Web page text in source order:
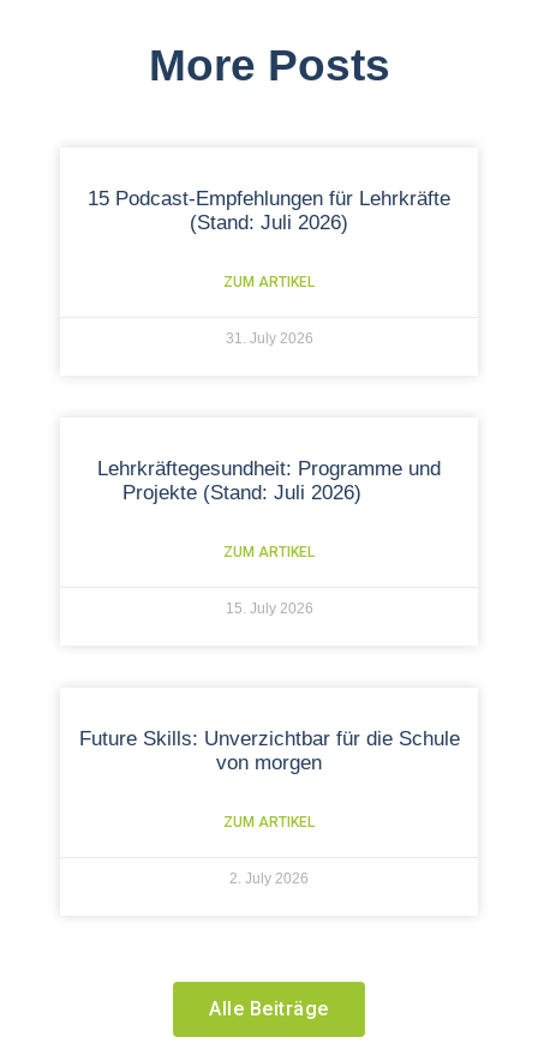
More Posts
15 Podcast-Empfehlungen für Lehrkräfte
(Stand: Juli 2026)
ZUM ARTIKEL
31. July 2026
Lehrkräftegesundheit: Programme und
Projekte (Stand: Juli 2026)
ZUM ARTIKEL
15. July 2026
Future Skills: Unverzichtbar für die Schule
von morgen
ZUM ARTIKEL
2. July 2026
Alle Beiträge